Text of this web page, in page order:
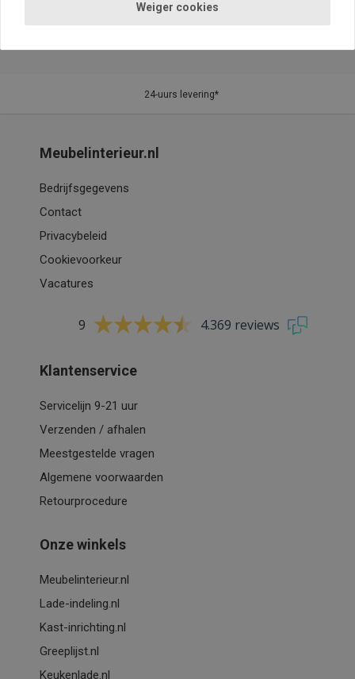
24-uurs levering*
Meubelinterieur.nl
Bedrijfsgegevens
Contact
Privacybeleid
Cookievoorkeur
Vacatures
9 4.369 reviews
Klantenservice
Servicelijn 9-21 uur
Verzenden / afhalen
Meestgestelde vragen
Algemene voorwaarden
Retourprocedure
Onze winkels
Meubelinterieur.nl
Lade-indeling.nl
Kast-inrichting.nl
Greeplijst.nl
Keukenlade.nl
Weiger cookies